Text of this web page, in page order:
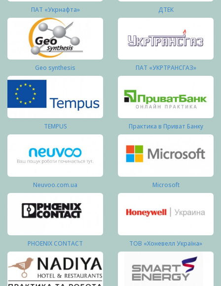
ПАТ «Укрнафта» ДТЕК
Geo synthesis ПАТ «УКРТРАНСГАЗ»
TEMPUS Практика в Приват Банку
Neuvoo.com.ua Microsoft
PHOENIX CONTACT ТОВ «Хоневелл Україна»